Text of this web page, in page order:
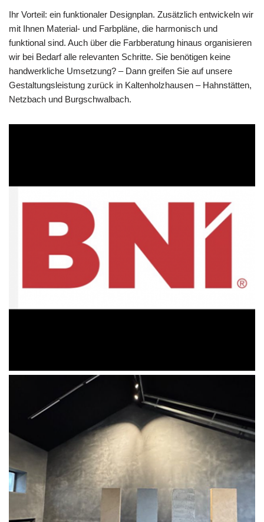
Ihr Vorteil: ein funktionaler Designplan. Zusätzlich entwickeln wir
mit Ihnen Material- und Farbpläne, die harmonisch und
funktional sind. Auch über die Farbberatung hinaus organisieren
wir bei Bedarf alle relevanten Schritte. Sie benötigen keine
handwerkliche Umsetzung? – Dann greifen Sie auf unsere
Gestaltungsleistung zurück in Kaltenholzhausen – Hahnstätten,
Netzbach und Burgschwalbach.